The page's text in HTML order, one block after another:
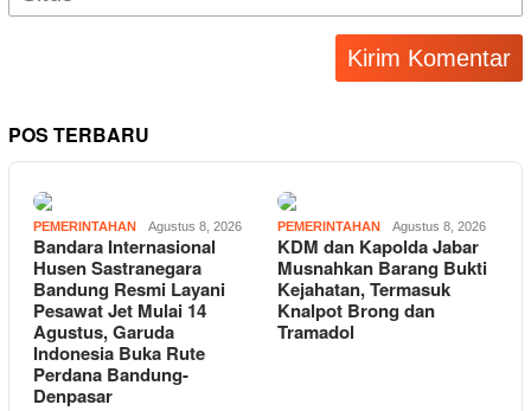
POS TERBARU
PEMERINTAHAN Agustus 8, 2026
Bandara Internasional
Husen Sastranegara
Bandung Resmi Layani
Pesawat Jet Mulai 14
Agustus, Garuda
Indonesia Buka Rute
Perdana Bandung-
Denpasar
PEMERINTAHAN Agustus 8, 2026
KDM dan Kapolda Jabar
Musnahkan Barang Bukti
Kejahatan, Termasuk
Knalpot Brong dan
Tramadol